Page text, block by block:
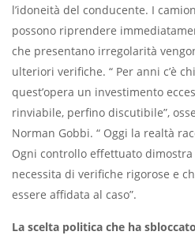
l’idoneità del conducente. I
possono riprendere
che presentano irregolarità
ulteriori verifiche. “ Per anni c’è
quest’opera un investimento
rinviabile, perfino discutibile”,
Norman Gobbi. “ Oggi la realtà
Ogni controllo effettuato
necessita di verifiche rigorose e
essere affidata al caso”.
La scelta politica che ha